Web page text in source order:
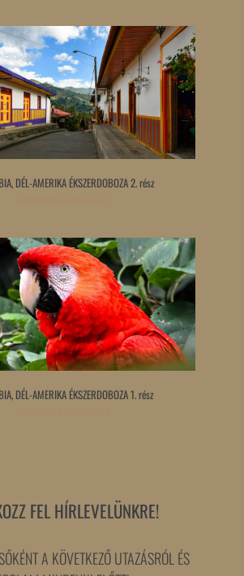
DÉL-AMERIKA ÉKSZERDOBOZA 2. rész
DÉL-AMERIKA ÉKSZERDOBOZA 1. rész
FEL HÍRLEVELÜNKRE!
A KÖVETKEZŐ UTAZÁSRÓL ÉS